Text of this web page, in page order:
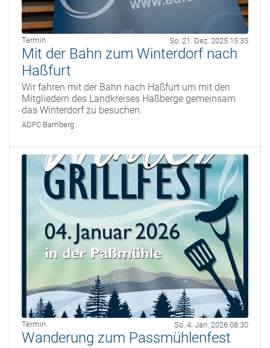
Termin So. 21. Dez. 2025 15:35
Mit der Bahn zum Winterdorf nach
Haßfurt
Wir fahren mit der Bahn nach Haßfurt um mit den
Mitgliedern des Landkreises Haßberge gemeinsam
das Winterdorf zu besuchen.
ADFC Bamberg
Termin So. 4. Jan. 2026 08:30
Wanderung zum Passmühlenfest